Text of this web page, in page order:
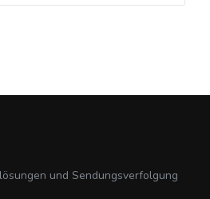
und Sendungsverfolgung